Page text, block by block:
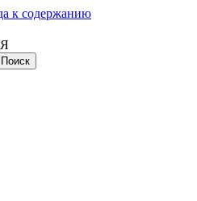
к содержанию